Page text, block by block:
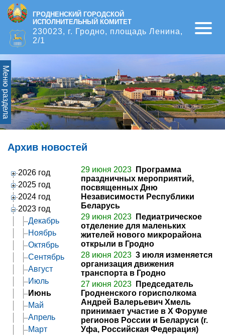
ГРОДНЕНСКИЙ ГОРОДСКОЙ
ИСПОЛНИТЕЛЬНЫЙ КОМИТЕТ
230023, г. Гродно, площадь Ленина,
2/1
Open
Меню раздела
Архив новостей
2026 год
2025 год
2024 год
2023 год
Декабрь
Ноябрь
Октябрь
Сентябрь
Август
Июль
Июнь
Май
Апрель
Март
29 июня 2023
Программа
праздничных мероприятий,
посвященных Дню
Независимости Республики
Беларусь
29 июня 2023
Педиатрическое
отделение для маленьких
жителей нового микрорайона
открыли в Гродно
28 июня 2023 3 июля изменяется
организация движения
транспорта в Гродно
27 июня 2023
Председатель
Гродненского горисполкома
Андрей Валерьевич Хмель
принимает участие в X Форуме
регионов России и Беларуси (г.
Уфа, Российская Федерация)